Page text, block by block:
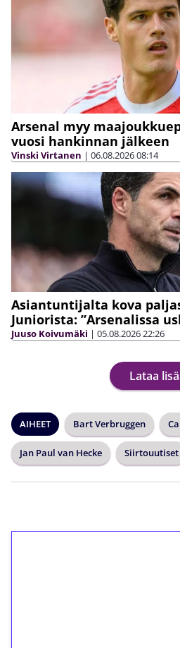
Arsenal myy
vuosi hankinnan jälkeen
Vinski Virtanen | 06.08.202608:14
Asiantuntijalta kova
Juniorista: ”Arsenalissa
Juuso Koivumäki | 05.08.202622:26
Lataa
AIHEET Bart Verbruggen
Jan Paul van Hecke Siirtouutiset